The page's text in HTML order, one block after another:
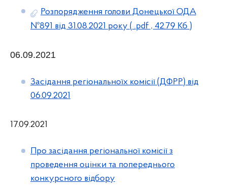
Розпорядження голови Донецької ОДА
№891 від 31.08.2021 року ( .pdf , 42.79 Кб )
06.09.2021
Засідання регіональноїх комісії (ДФРР) від
06.09.2021
17.09.2021
Про засідання регіональної комісії з
проведення оцінки та попереднього
конкурсного відбору